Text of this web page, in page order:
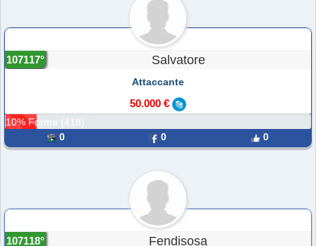
Salvatore
107117°
Attaccante
50.000 €
10% Forma (418)
0
0 0
Fendisosa
107118°